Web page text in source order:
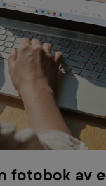
fotobok av